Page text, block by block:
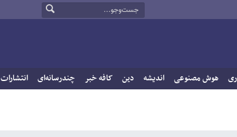
هوش مصنوعی اندیشه دین کافه خبر چندرسانه‌ای انتشارات